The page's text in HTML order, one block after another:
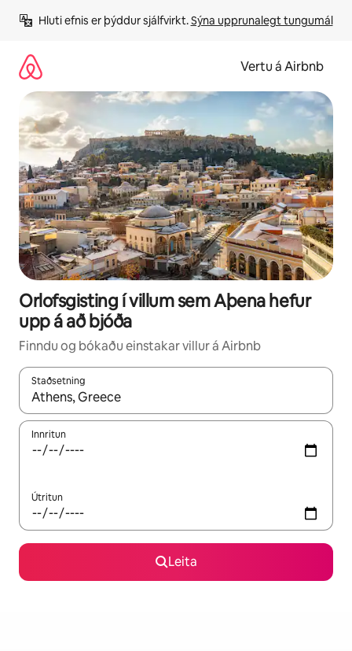
beint
Hluti efnis er þýddur sjálfvirkt. Sýna upprunalegt tungumál
Vertu á Airbnb
Orlofsgisting í villum sem Aþena hefur
upp á að bjóða
Finndu og bókaðu einstakar villur á Airbnb
Staðsetning
Þegar niðurstöður liggja fyrir skaltu nota upp og niður
Innritun
Útritun
Leita